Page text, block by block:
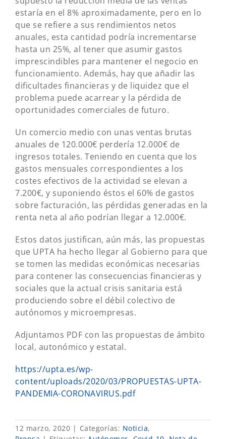
estaría en el 8% aproximadamente, pero en lo
que se refiere a sus rendimientos netos
anuales, esta cantidad podría incrementarse
hasta un 25%, al tener que asumir gastos
imprescindibles para mantener el negocio en
funcionamiento. Además, hay que añadir las
dificultades financieras y de liquidez que el
problema puede acarrear y la pérdida de
oportunidades comerciales de futuro.
Un comercio medio con unas ventas brutas
anuales de 120.000€ perdería 12.000€ de
ingresos totales. Teniendo en cuenta que los
gastos mensuales correspondientes a los
costes efectivos de la actividad se elevan a
7.200€, y suponiendo éstos el 60% de gastos
sobre facturación, las pérdidas generadas en la
renta neta al año podrían llegar a 12.000€.
Estos datos justifican, aún más, las propuestas
que UPTA ha hecho llegar al Gobierno para que
se tomen las medidas económicas necesarias
para contener las consecuencias financieras y
sociales que la actual crisis sanitaria está
produciendo sobre el débil colectivo de
autónomos y microempresas.
Adjuntamos PDF con las propuestas de ámbito
local, autonómico y estatal.
https://upta.es/wp-
content/uploads/2020/03/PROPUESTAS-UPTA-
PANDEMIA-CORONAVIRUS.pdf
12 marzo, 2020 | Categorías: Noticia,